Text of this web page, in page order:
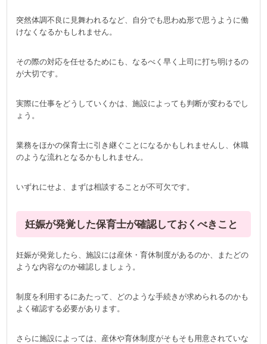
突然体調不良に見舞われるなど、自分でも思わぬ形で思うように働
けなくなるかもしれません。
その際の対応を任せるためにも、なるべく早く上司に打ち明けるの
が大切です。
実際に仕事をどうしていくかは、施設によっても判断が変わるでし
ょう。
業務をほかの保育士に引き継ぐことになるかもしれませんし、休職
のような流れとなるかもしれません。
いずれにせよ、まずは相談することが不可欠です。
妊娠が発覚した保育士が確認しておくべきこと
妊娠が発覚したら、施設には産休・育休制度があるのか、またどの
ような内容なのか確認しましょう。
制度を利用するにあたって、どのような手続きが求められるのかも
よく確認する必要があります。
さらに施設によっては、産休や育休制度がそもそも用意されていな